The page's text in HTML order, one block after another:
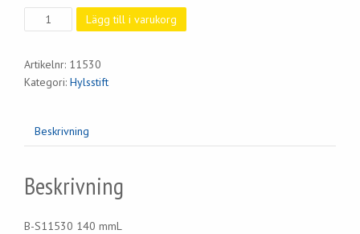
Hylsstift
XZN
Lång
mängd
Lägg till i varukorg
Artikelnr: 11530
Kategori: Hylsstift
Beskrivning
Beskrivning
B-S11530 140 mmL